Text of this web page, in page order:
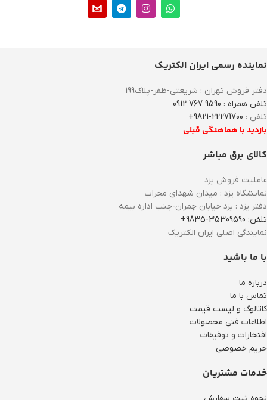
نماینده رسمی ایران الکتریک
دفتر فروش تهران : شریعتی-ظفر-پلاک199
تلفن همراه : 9590 767 0912
تلفن : 22271700-9821+
بازدید با هماهنگی قبلی
کالای برق مباشر
عاملیت فروش یزد
نمایشگاه یزد : میدان شهدای محراب
دفتر یزد : یزد خیابان چمران-جنب اداره بیمه
تلفن: 35309590-9835+
نمایندگی اصلی ایران الکتریک
با ما باشید
درباره ما
تماس با ما
کاتالوگ و لیست قیمت
اطلاعات فنی محصولات
افتخارات و توفیقات
حریم خصوصی
خدمات مشتریان